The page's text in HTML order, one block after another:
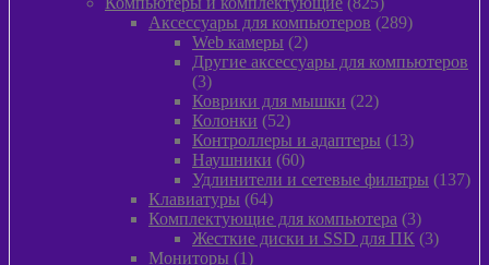
товаров
Аксессуары для компьютеров 289289
Web камеры 22
товара
Другие аксессуары для компьютеров
33
товара
Коврики для мышки 2222
Колонки 5252
товара
Контроллеры и адаптеры 1313
Наушники 6060
товаров
Удлинители и сетевые фильтры 137137
Клавиатуры 6464
товара
Комплектующие для компьютера 33
товара
Жесткие диски и SSD для ПК 33
Мониторы 11